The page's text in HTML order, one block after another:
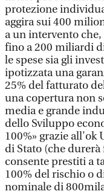
protezione
aggira sui 400
a un intervento
fino a 200 miliardi
le spese sia gli
ipotizzata una
25% del fatturato
una copertura non
media e grande
dello Sviluppo
100%» grazie all'ok
di Stato (che
consente prestiti a
100% del rischio o
nominale di